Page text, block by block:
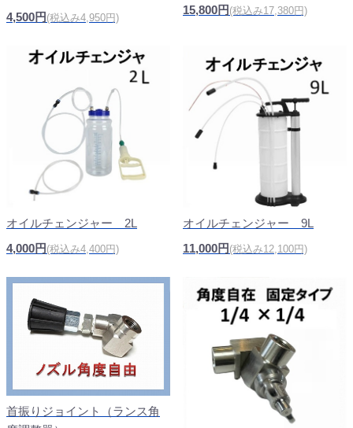
4,500円 (税込み4,950円)
15,800円 (税込み17,380円)
オイルチェンジャー 2L
4,000円 (税込み4,400円)
オイルチェンジャー 9L
11,000円 (税込み12,100円)
首振りジョイント（ランス角